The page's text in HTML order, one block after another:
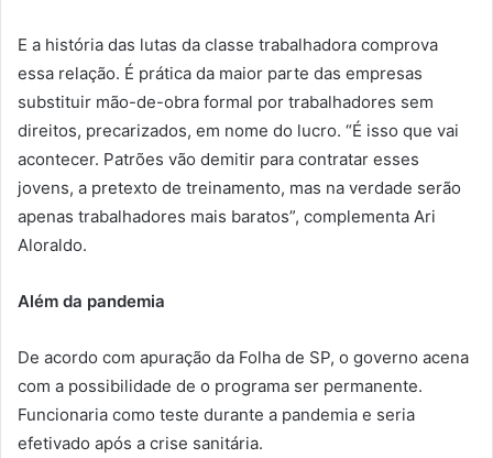
E a história das lutas da classe trabalhadora comprova
essa relação. É prática da maior parte das empresas
substituir mão-de-obra formal por trabalhadores sem
direitos, precarizados, em nome do lucro. “É isso que vai
acontecer. Patrões vão demitir para contratar esses
jovens, a pretexto de treinamento, mas na verdade serão
apenas trabalhadores mais baratos”, complementa Ari
Aloraldo.
Além da pandemia
De acordo com apuração da Folha de SP, o governo acena
com a possibilidade de o programa ser permanente.
Funcionaria como teste durante a pandemia e seria
efetivado após a crise sanitária.